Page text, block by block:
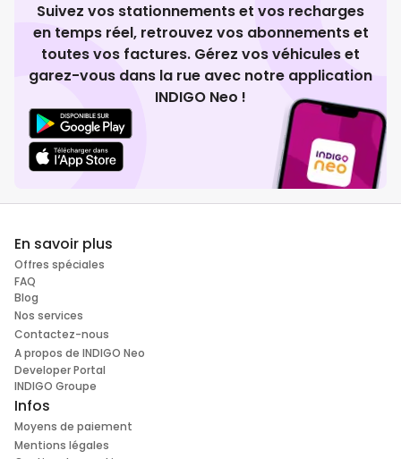
Suivez vos stationnements et vos recharges
en temps réel, retrouvez vos abonnements et
toutes vos factures. Gérez vos véhicules et
garez-vous dans la rue avec notre application
INDIGO Neo !
En savoir plus
Offres spéciales
FAQ
Blog
Nos services
Contactez-nous
A propos de INDIGO Neo
Developer Portal
INDIGO Groupe
Infos
Moyens de paiement
Mentions légales